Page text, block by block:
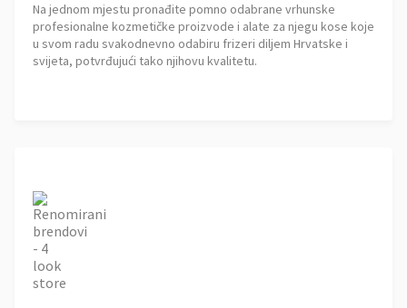
Na jednom mjestu pronađite pomno odabrane vrhunske
profesionalne kozmetičke proizvode i alate za njegu kose koje
u svom radu svakodnevno odabiru frizeri diljem Hrvatske i
svijeta, potvrđujući tako njihovu kvalitetu.